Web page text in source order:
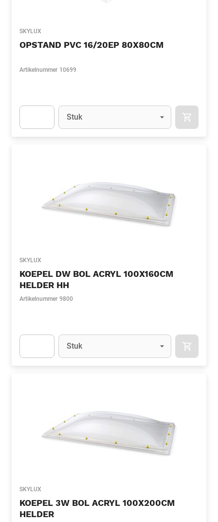
SKYLUX
OPSTAND PVC 16/20EP 80X80CM
Artikelnummer 10699
Eenheid
Stuk
SKYLUX
KOEPEL DW BOL ACRYL 100X160CM
HELDER HH
Artikelnummer 9800
Eenheid
Stuk
SKYLUX
KOEPEL 3W BOL ACRYL 100X200CM
HELDER